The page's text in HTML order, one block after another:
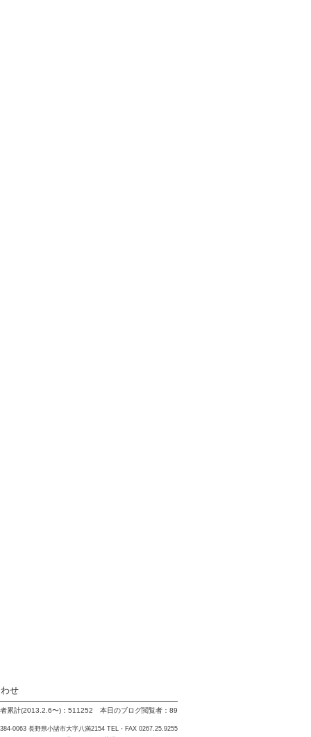
せ
累計(2013.2.6〜)：511252 本日のブログ閲覧者：89
0063 長野県小諸市大字八満2154 TEL・FAX 0267.25.9255